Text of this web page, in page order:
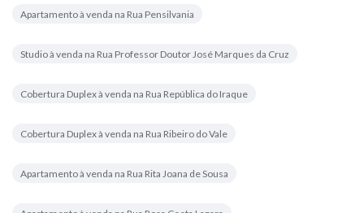
Apartamento à venda na Rua Pensilvania
Studio à venda na Rua Professor Doutor José Marques da Cruz
Cobertura Duplex à venda na Rua República do Iraque
Cobertura Duplex à venda na Rua Ribeiro do Vale
Apartamento à venda na Rua Rita Joana de Sousa